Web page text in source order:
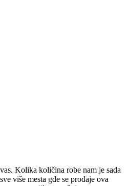
Kolika količina robe nam je sada
više mesta gde se prodaje ova